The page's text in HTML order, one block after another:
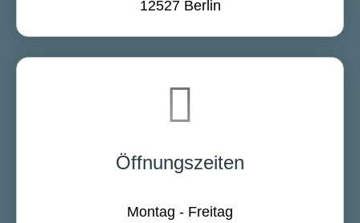
12527 Berlin
Öffnungszeiten
Montag - Freitag